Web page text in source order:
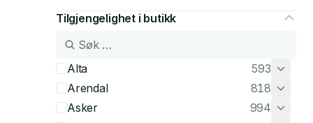
Tilgjengelighet i butikk
Alta
593
Arendal
818
Asker
994